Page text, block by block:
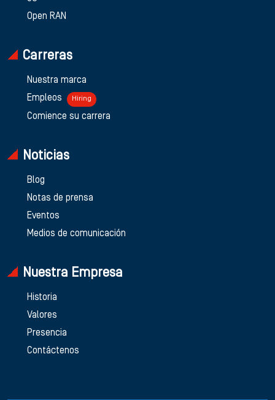
Open RAN
Carreras
Nuestra marca
Empleos Hiring
Comience su carrera
Noticias
Blog
Notas de prensa
Eventos
Medios de comunicación
Nuestra Empresa
Historia
Valores
Presencia
Contáctenos